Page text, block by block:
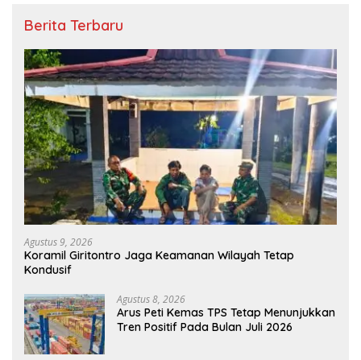
Berita Terbaru
Agustus 9, 2026
Koramil Giritontro Jaga Keamanan Wilayah Tetap
Kondusif
Agustus 8, 2026
Arus Peti Kemas TPS Tetap Menunjukkan
Tren Positif Pada Bulan Juli 2026